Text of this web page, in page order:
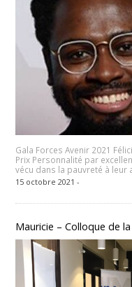
Gala Forces Avenir 2021
Prix Personnalité par
vécu dans la pauvreté à leur
15 octobre 2021 -
Mauricie – Colloque de